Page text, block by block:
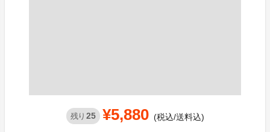
残り 25 ¥5,880 (税込/送料込)